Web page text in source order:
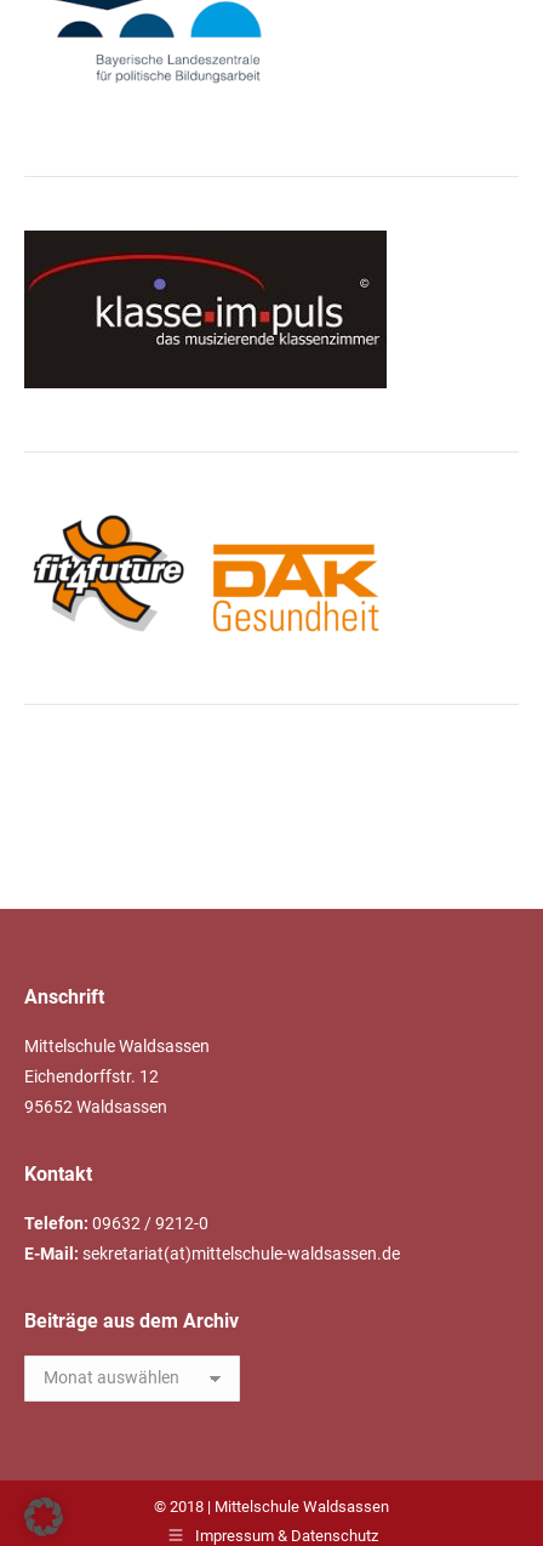
Anschrift
Mittelschule Waldsassen
Eichendorffstr. 12
95652 Waldsassen
Kontakt
Telefon: 09632 / 9212-0
E-Mail: sekretariat(at)mittelschule-waldsassen.de
Beiträge aus dem Archiv
Beiträge
aus
© 2018 | Mittelschule Waldsassen
Impressum & Datenschutz